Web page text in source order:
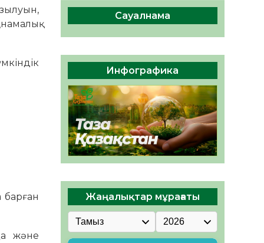
барған
және
Руслан Рүстемұлы облыс
әкімінің кеңесшісі болып
тағайындалды
05.08.2026
43 0
Сауалнама
Инфографика
Жаңалықтар мұрағаты